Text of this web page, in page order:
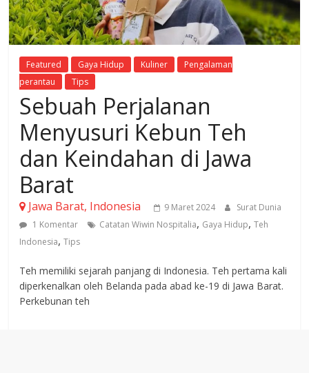
Featured Gaya Hidup Kuliner
Pengalaman
perantau
Tips
Sebuah Perjalanan
Menyusuri Kebun Teh
dan Keindahan di Jawa
Barat
Jawa Barat, Indonesia 9 Maret 2024
Surat Dunia
1 Komentar
Catatan Wiwin Nospitalia, Gaya Hidup,Teh
Indonesia,Tips
Teh memiliki sejarah panjang di Indonesia. Teh pertama kali
diperkenalkan oleh Belanda pada abad ke-19 di Jawa Barat.
Perkebunan teh